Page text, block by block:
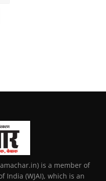
is a member of
India (WJAI), which is an